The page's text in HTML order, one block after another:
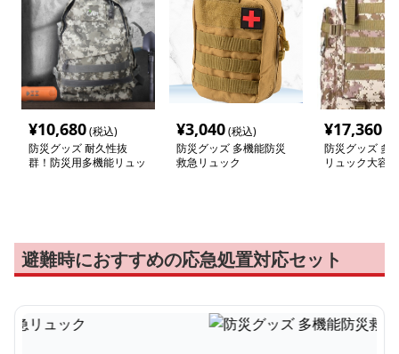
¥10,680(税込)
防災グッズ 耐久性抜
群！防災用多機能リュッ
¥3,040(税込)
防災グッズ 多機能防災
救急リュック
¥17,360
防災グッズ 多
リュック大容
避難時におすすめの応急処置対応セット